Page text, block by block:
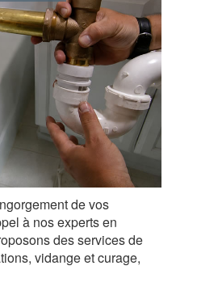
de vos
à nos experts en
des services de
vidange et curage,